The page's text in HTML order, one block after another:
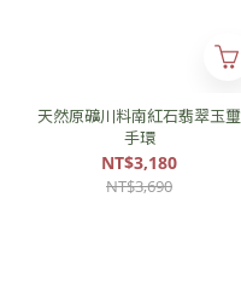
天然原礦川料南紅石翡翠玉璽
手環
NT$3,180
NT$3,690